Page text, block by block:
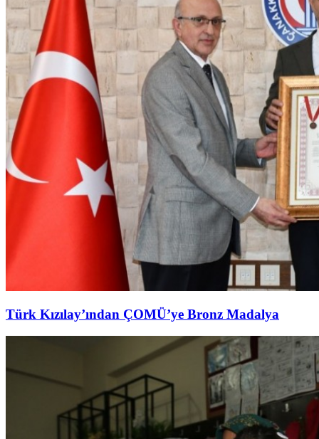
Türk Kızılay’ından ÇOMÜ’ye Bronz Madalya